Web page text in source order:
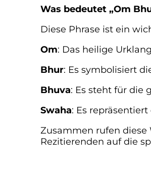
Was bedeutet „Om
Diese Phrase ist ein
Om: Das heilige
Bhur: Es symbolisiert
Bhuva: Es steht für die
Swaha: Es
Zusammen rufen diese
Rezitierenden auf die